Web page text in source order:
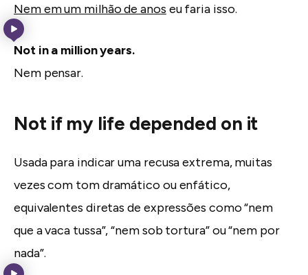
Nem em um milhão de anos eu faria isso.
Not in a million years.
Nem pensar.
Not if my life depended on it
Usada para indicar uma recusa extrema, muitas
vezes com tom dramático ou enfático,
equivalentes diretas de expressões como “nem
que a vaca tussa”, “nem sob tortura” ou “nem por
nada”.